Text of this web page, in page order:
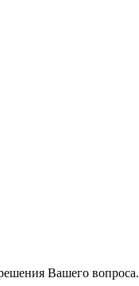
Вашего вопроса.